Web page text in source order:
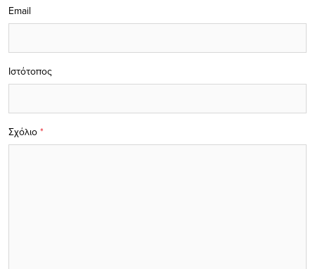
Σχόλιο *
Email
Ιστότοπος